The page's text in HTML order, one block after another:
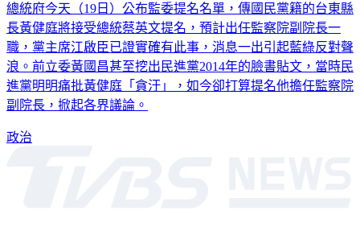
總統府今天（19日）公布監委提名名單，傳國民黨籍的台東縣
長黃健庭將接受總統蔡英文提名，預計出任監察院副院長一
職，黨主席江啟臣已證實確有此事，消息一出引起藍綠反對聲
浪。前立委黃國昌甚至挖出民進黨2014年的臉書貼文，當時民
進黨明明痛批黃健庭「貪汙」，如今卻打算提名他擔任監察院
副院長，掀起各界議論。
政治